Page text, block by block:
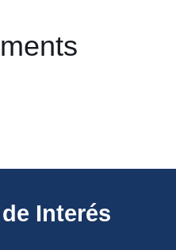
Interés